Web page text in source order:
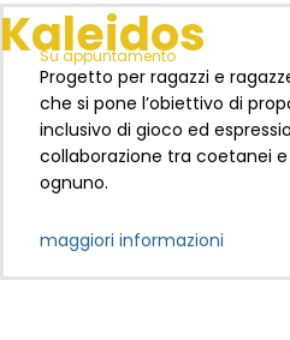
Kaleidos
Su appuntamento
Progetto per ragazzi e
che si pone l’obiettivo di
inclusivo di gioco ed
collaborazione tra coetanei
ognuno.
maggiori informazioni